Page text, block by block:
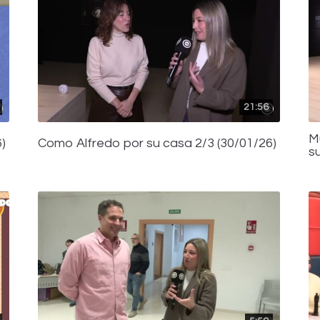
21:56
Como Alfredo por su casa 2/3 (30/01/26)